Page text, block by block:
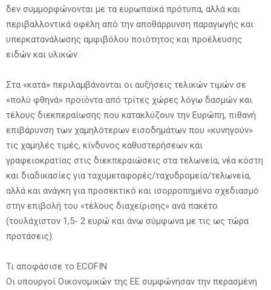
δεν συμμορφώνονται με τα ευρωπαϊκά πρότυπα, αλλά και
περιβαλλοντικά οφέλη από την αποθάρρυνση παραγωγής και
υπερκατανάλωσης αμφιβόλου ποιότητος και προέλευσης
ειδών και υλικών.
Στα «κατά» περιλαμβάνονται οι αυξήσεις τελικών τιμών σε
«πολύ φθηνά» προϊόντα από τρίτες χώρες λόγω δασμών και
τέλους διεκπεραίωσης που κατακλύζουν την Ευρώπη, πιθανή
επιβάρυνση των χαμηλότερων εισοδημάτων που «κυνηγούν»
τις χαμηλές τιμές, κίνδυνος καθυστερήσεων και
γραφειοκρατίας στις διεκπεραιώσεις στα τελωνεία, νέα κόστη
και διαδικασίες για ταχυμεταφορές/ταχυδρομεία/τελωνεία,
αλλά και ανάγκη για προσεκτικό και ισορροπημένο σχεδιασμό
στην επιβολή του «τέλους διαχείρισης» ανά πακέτο
(τουλάχιστον 1,5- 2 ευρώ και άνω σύμφωνα με τις ως τώρα
προτάσεις).
Τι αποφάσισε το ECOFIN
Οι υπουργοί Οικονομικών της ΕΕ συμφώνησαν την περασμένη